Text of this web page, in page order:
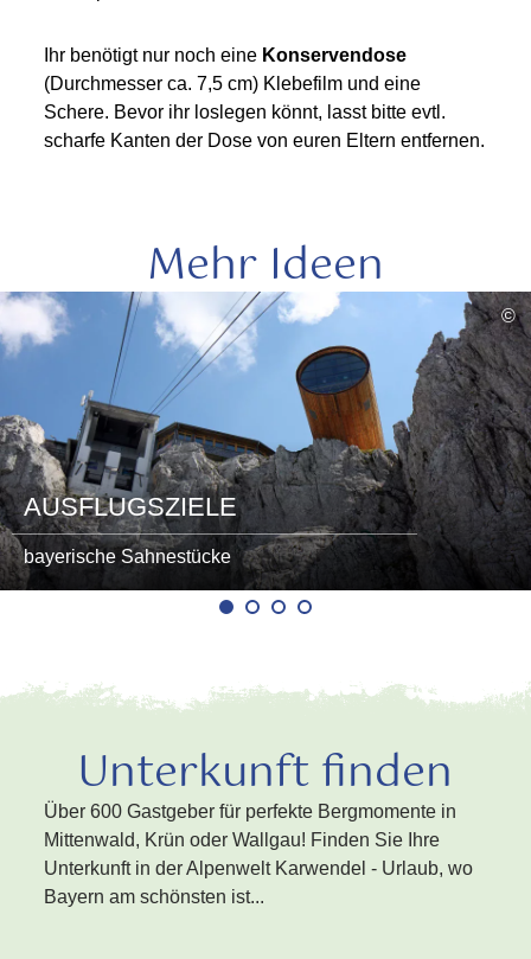
Ihr benötigt nur noch eine Konservendose
(Durchmesser ca. 7,5 cm) Klebefilm und eine
Schere. Bevor ihr loslegen könnt, lasst bitte evtl.
scharfe Kanten der Dose von euren Eltern entfernen.
Mehr Ideen
©
AUSFLUGSZIELE
bayerische Sahnestücke
mehr
lesen
Unterkunft finden
Über 600 Gastgeber für perfekte Bergmomente in
Mittenwald, Krün oder Wallgau! Finden Sie Ihre
Unterkunft in der Alpenwelt Karwendel - Urlaub, wo
Bayern am schönsten ist...